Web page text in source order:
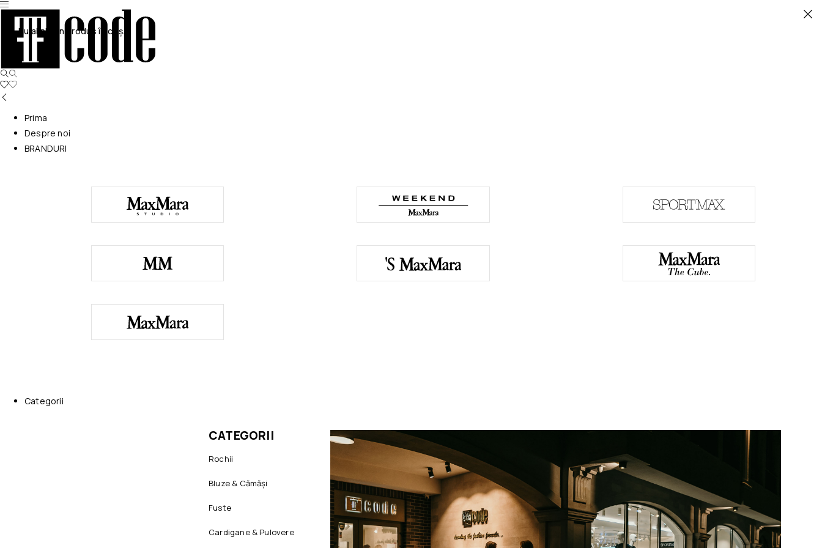
Nu ai niciun produs în coș.
Prima
Despre noi
BRANDURI
Categorii
CATEGORII
Rochii
Bluze & Cămăși
Fuste
Cardigane & Pulovere